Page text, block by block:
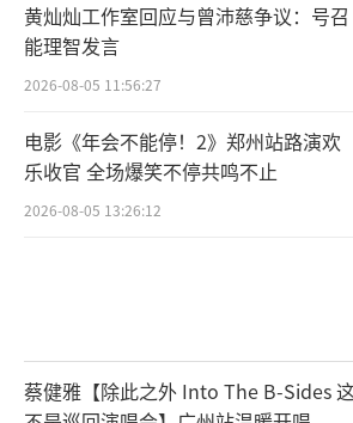
黄灿灿工作室回应与曾沛慈争议：号召
能理智发言
2026-08-05 11:56:27
电影《年会不能停！2》郑州站路演欢
乐收官 全场爆笑不停共鸣不止
2026-08-05 13:26:12
蔡健雅【除此之外 Into The B-Sides